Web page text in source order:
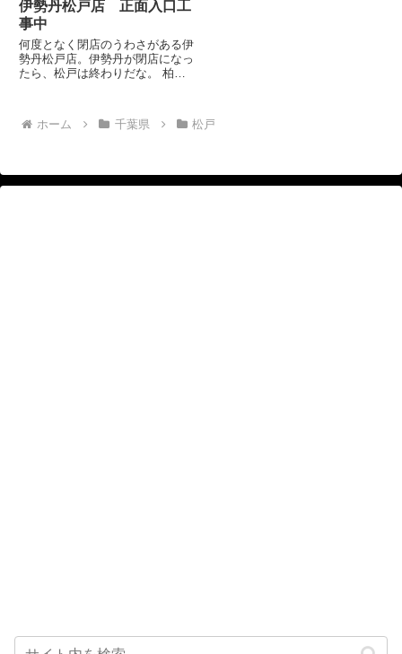
伊勢丹松戸店 正面入口工
事中
何度となく閉店のうわさがある伊
勢丹松戸店。伊勢丹が閉店になっ
たら、松戸は終わりだな。 柏に
は、確か僕が小学生のころできた
ような。 伊勢丹のあたりに長崎
ホーム 千葉県 松戸